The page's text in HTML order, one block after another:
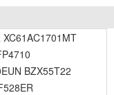
BZX55T22